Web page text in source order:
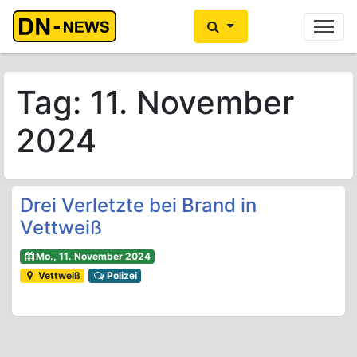
Ihre Anzeige hier? Jetzt informieren
Tag: 11. November
2024
Drei Verletzte bei Brand in
Vettweiß
Mo., 11. November 2024
Vettweiß
Polizei